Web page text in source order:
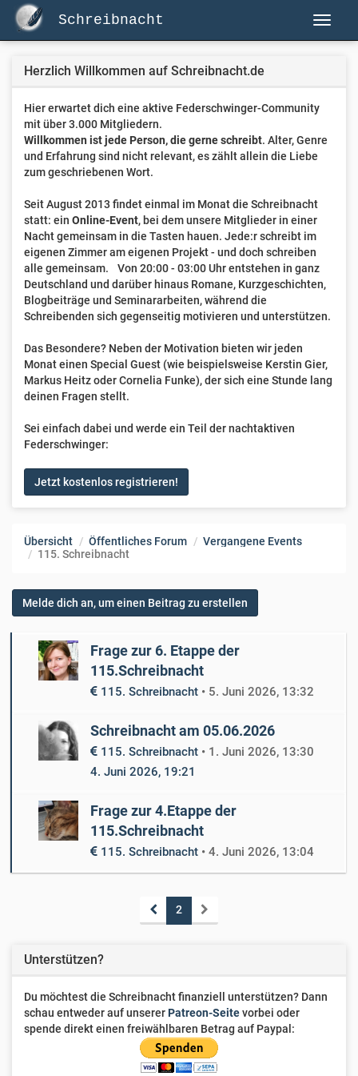
Schreibnacht
Herzlich Willkommen auf Schreibnacht.de
Hier erwartet dich eine aktive Federschwinger-Community
mit über 3.000 Mitgliedern.
Willkommen ist jede Person, die gerne schreibt. Alter, Genre
und Erfahrung sind nicht relevant, es zählt allein die Liebe
zum geschriebenen Wort.
Seit August 2013 findet einmal im Monat die Schreibnacht
statt: ein Online-Event, bei dem unsere Mitglieder in einer
Nacht gemeinsam in die Tasten hauen. Jede:r schreibt im
eigenen Zimmer am eigenen Projekt - und doch schreiben
alle gemeinsam. Von 20:00 - 03:00 Uhr entstehen in ganz
Deutschland und darüber hinaus Romane, Kurzgeschichten,
Blogbeiträge und Seminararbeiten, während die
Schreibenden sich gegenseitig motivieren und unterstützen.
Das Besondere? Neben der Motivation bieten wir jeden
Monat einen Special Guest (wie beispielsweise Kerstin Gier,
Markus Heitz oder Cornelia Funke), der sich eine Stunde lang
deinen Fragen stellt.
Sei einfach dabei und werde ein Teil der nachtaktiven
Federschwinger:
Jetzt kostenlos registrieren!
Übersicht Öffentliches Forum
Vergangene Events
115. Schreibnacht
Melde dich an, um einen Beitrag zu erstellen
Frage zur 6. Etappe der
115.Schreibnacht
115. Schreibnacht • 5. Juni 2026, 13:32
Schreibnacht am 05.06.2026
115. Schreibnacht • 1. Juni 2026, 13:30
4. Juni 2026, 19:21
Frage zur 4.Etappe der
115.Schreibnacht
115. Schreibnacht • 4. Juni 2026, 13:04
2
Unterstützen?
Du möchtest die Schreibnacht finanziell unterstützen? Dann
schau entweder auf unsererPatreon-Seitevorbei oder
spende direkt einen freiwählbaren Betrag auf Paypal: